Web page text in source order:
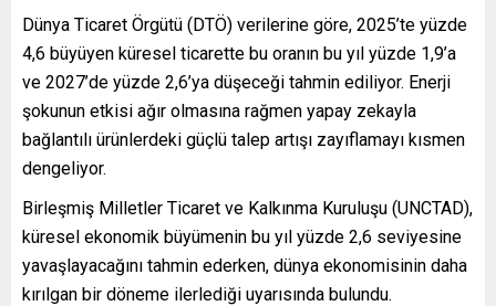
Dünya Ticaret Örgütü (DTÖ) verilerine göre, 2025’te yüzde
4,6 büyüyen küresel ticarette bu oranın bu yıl yüzde 1,9’a
ve 2027’de yüzde 2,6’ya düşeceği tahmin ediliyor. Enerji
şokunun etkisi ağır olmasına rağmen yapay zekayla
bağlantılı ürünlerdeki güçlü talep artışı zayıflamayı kısmen
dengeliyor.
Birleşmiş Milletler Ticaret ve Kalkınma Kuruluşu (UNCTAD),
küresel ekonomik büyümenin bu yıl yüzde 2,6 seviyesine
yavaşlayacağını tahmin ederken, dünya ekonomisinin daha
kırılgan bir döneme ilerlediği uyarısında bulundu.